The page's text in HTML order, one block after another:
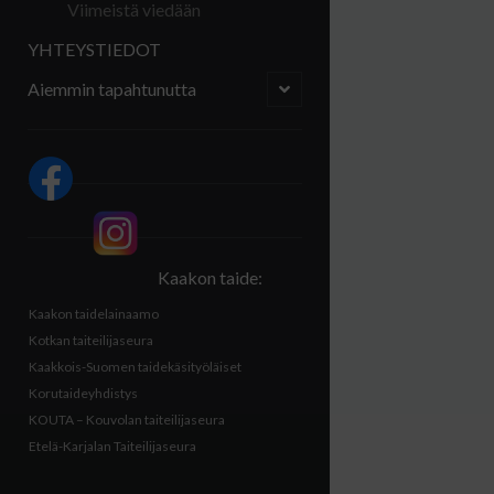
Viimeistä viedään
YHTEYSTIEDOT
Aiemmin tapahtunutta
open
Sidebar
Kaakon taide:
Kaakon taidelainaamo
Kotkan taiteilijaseura
Kaakkois-Suomen taidekäsityöläiset
Korutaideyhdistys
KOUTA – Kouvolan taiteilijaseura
Etelä-Karjalan Taiteilijaseura